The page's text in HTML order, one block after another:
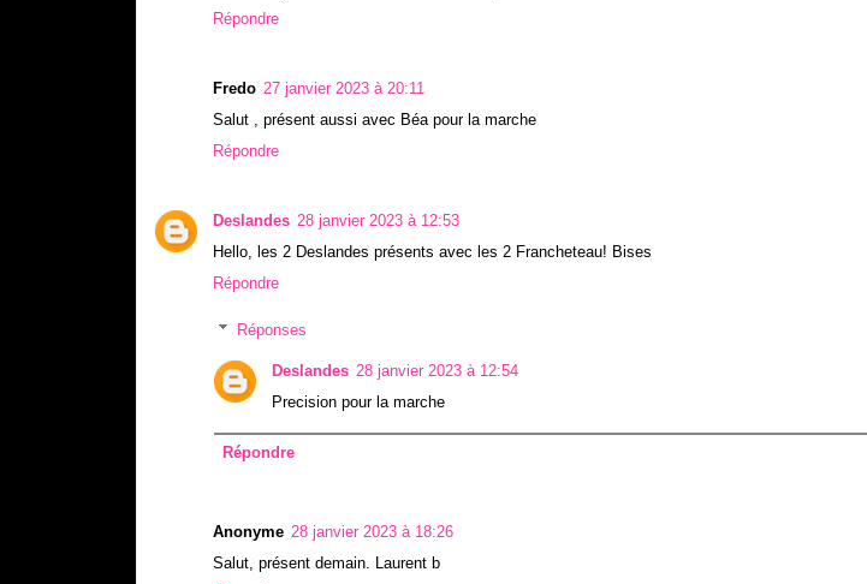
Répondre
Fredo 27 janvier 2023 à 20:11
Salut , présent aussi avec Béa pour la marche
Répondre
Deslandes 28 janvier 2023 à 12:53
Hello, les 2 Deslandes présents avec les 2 Francheteau! Bises
Répondre
Réponses
Deslandes 28 janvier 2023 à 12:54
Precision pour la marche
Répondre
Anonyme 28 janvier 2023 à 18:26
Salut, présent demain. Laurent b